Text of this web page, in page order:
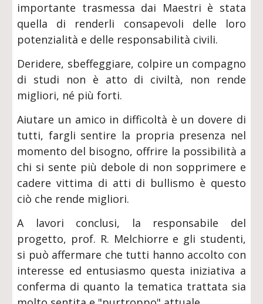
importante trasmessa dai Maestri è stata
quella di renderli consapevoli delle loro
potenzialità e delle responsabilità civili.
Deridere, sbeffeggiare, colpire un compagno
di studi non è atto di civiltà, non rende
migliori, né più forti.
Aiutare un amico in difficoltà è un dovere di
tutti, fargli sentire la propria presenza nel
momento del bisogno, offrire la possibilità a
chi si sente più debole di non sopprimere e
cadere vittima di atti di bullismo è questo
ciò che rende migliori.
A lavori conclusi, la responsabile del
progetto, prof. R. Melchiorre e gli studenti,
si può affermare che tutti hanno accolto con
interesse ed entusiasmo questa iniziativa a
conferma di quanto la tematica trattata sia